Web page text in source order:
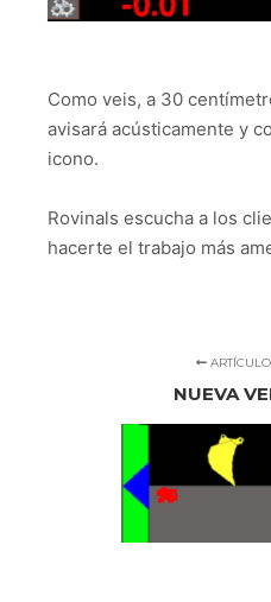
Como veis, a 30
avisará acústicamente y
icono.
Rovinals escucha a los
hacerte el trabajo más
NUEVA